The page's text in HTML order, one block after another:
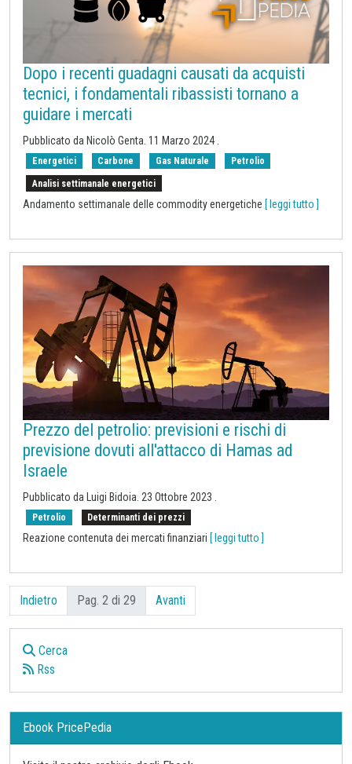
Dopo i recenti guadagni causati da acquisti
tecnici, i fondamentali ribassisti tornano a
guidare i mercati
Pubblicato da Nicolò Genta. 11 Marzo 2024
Energetici Carbone Gas Naturale Petrolio
Analisi settimanale energetici
Andamento settimanale delle commodity energetiche [ leggi tutto ]
Prezzo del petrolio: previsioni e rischi di
previsione dovuti all'attacco di Hamas ad
Israele
Pubblicato da Luigi Bidoia. 23 Ottobre 2023
Petrolio Determinanti dei prezzi
Reazione contenuta dei mercati finanziari [ leggi tutto ]
Indietro Pag. 2 di 29 Avanti
Cerca
Rss
Ebook PricePedia